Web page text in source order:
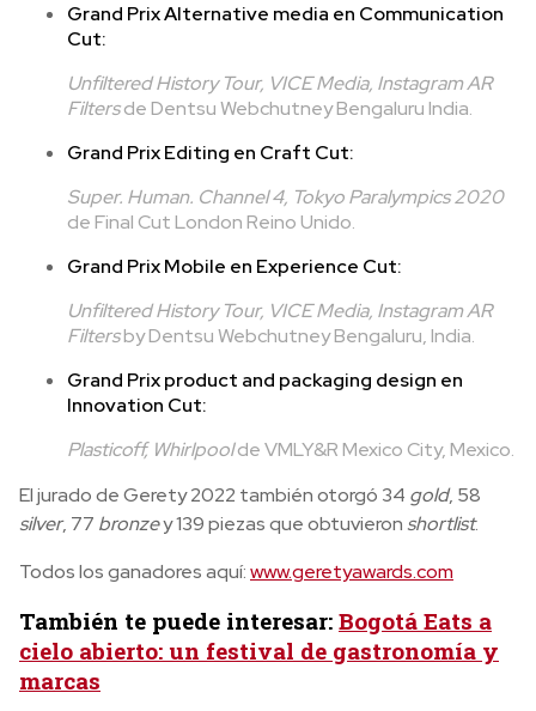
Grand Prix Alternative media en Communication
Cut:
Unfiltered History Tour, VICE Media, Instagram AR
Filtersde Dentsu Webchutney Bengaluru India.
Grand Prix Editing en Craft Cut:
Super. Human. Channel 4, Tokyo Paralympics 2020
de Final Cut London Reino Unido.
Grand Prix Mobile en Experience Cut:
Unfiltered History Tour, VICE Media, Instagram AR
Filtersby Dentsu Webchutney Bengaluru, India.
Grand Prix product and packaging design en
Innovation Cut:
Plasticoff, Whirlpoolde VMLY&R Mexico City, Mexico.
El jurado de Gerety 2022 también otorgó 34 gold, 58
silver, 77 bronzey 139 piezas que obtuvieronshortlist.
Todos los ganadores aquí:www.geretyawards.com
También te puede interesar: Bogotá Eats a
cielo abierto: un festival de gastronomía y
marcas